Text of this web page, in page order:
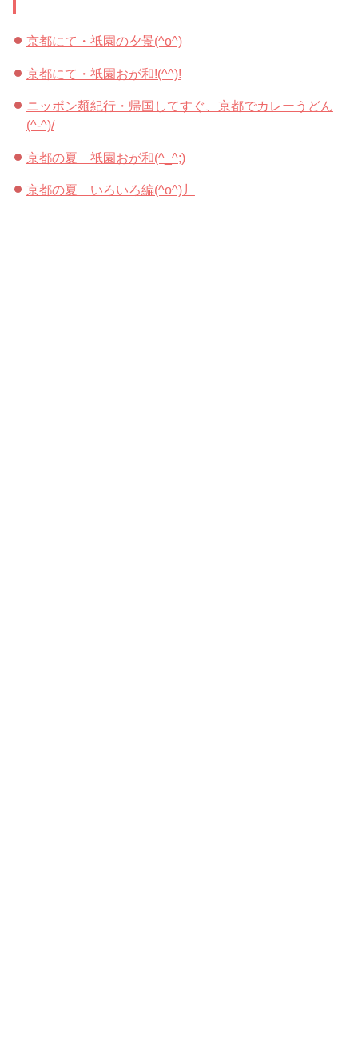
京都にて・祇園の夕景(^o^)
京都にて・祇園おが和!(^^)!
ニッポン麺紀行・帰国してすぐ、京都でカレーうどん
(^-^)/
京都の夏 祇園おが和(^_^;)
京都の夏 いろいろ編(^o^)丿